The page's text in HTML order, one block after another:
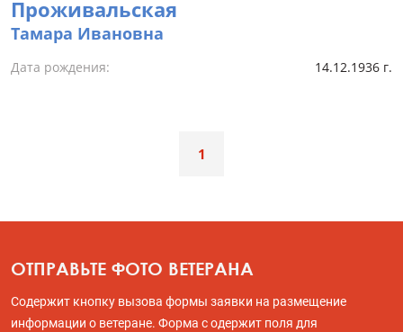
Проживальская
Тамара Ивановна
Дата рождения: 14.12.1936 г.
1
ОТПРАВЬТЕ ФОТО ВЕТЕРАНА
Содержит кнопку вызова формы заявки на размещение
информации о ветеране. Форма с одержит поля для